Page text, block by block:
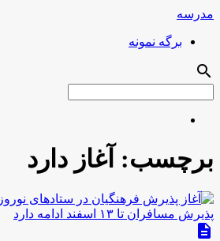
مدرسه
برگه نمونه
search
برچسب: آغاز دارد
description